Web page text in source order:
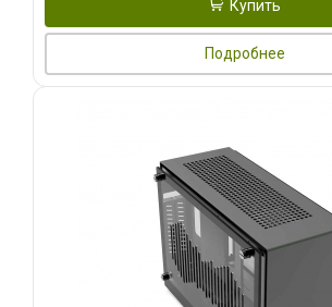
Купить
Подробнее